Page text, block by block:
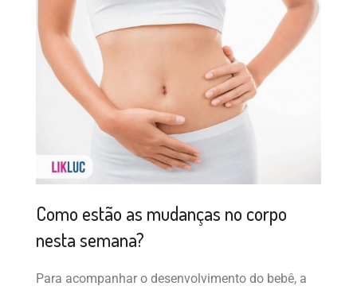
Como estão as mudanças no corpo
nesta semana?
Para acompanhar o desenvolvimento do bebê, a